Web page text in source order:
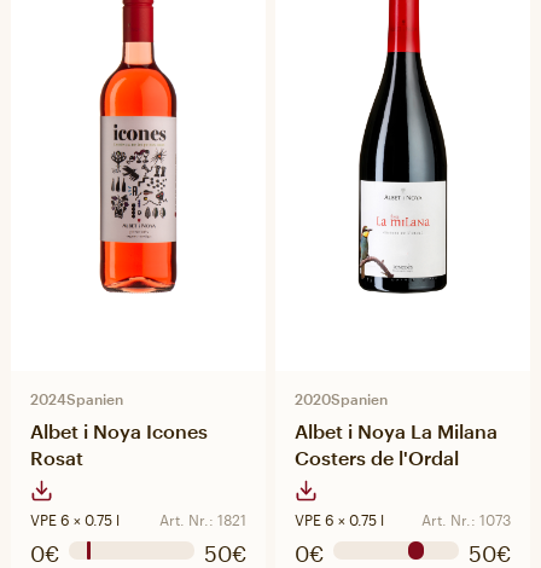
2024Spanien
Albet i Noya Icones
Rosat
VPE 6 × 0.75 l Art. Nr.: 1821
0€ 50€
2020Spanien
Albet i Noya La Milana
Costers de l'Ordal
VPE 6 × 0.75 l Art. Nr.: 1073
0€ 50€